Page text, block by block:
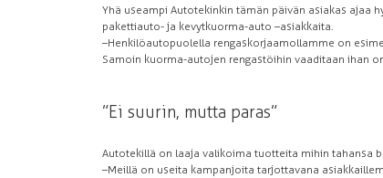
Yhä useampi Autotekinkin tämän päivän asiakas ajaa
pakettiauto- ja kevytkuorma-auto –asiakkaita.
–Henkilöautopuolella rengaskorjaamollamme on
Samoin kuorma-autojen rengastöihin vaaditaan ihan
”Ei suurin, mutta paras”
Autotekillä on laaja valikoima tuotteita mihin tahansa
–Meillä on useita kampanjoita tarjottavana